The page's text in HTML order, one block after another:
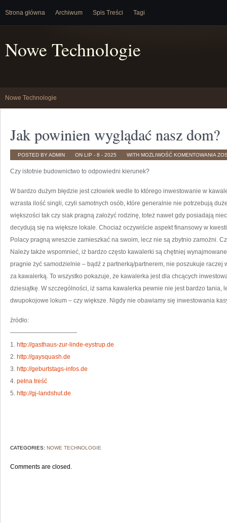
Strona główna Archiwum Spis Treści Tagi
Nowe Technologie
Nowe Technologie
Jak powinien wyglądać nasz dom?
POSTED BY ADMIN ON LIP - 8 - 2025 WITH MOŻLIWOŚĆ KOMENTOWANIA JAK
Czy istotnie budownictwo to odpowiedni kierunek?
W bardzo dużym błędzie jest człowiek wedle to którego inwestowanie w
wzrasta ilość singli, czyli samotnych osób, które generalnie nie potrzebują
większości tak czy siak pragną założyć rodzinę, toteż nawet gdy posiadają
decydują się na większe lokale. Chociaż oczywiście aspekt finansowy w
Polacy pragną wreszcie zamieszkać na swoim, lecz nie są zbytnio zamożni.
Należy także wspomnieć, iż bardzo często kawalerki są chętniej
pragnie żyć samodzielnie – bądź z partnerką/partnerem, nie poszukuje raczej
za kawalerką. To wszystko pokazuje, że kawalerka jest dla chcących
dziesiątkę. W szczególności, iż sama kawalerka pewnie nie jest bardzo tania,
dwupokojowe lokum – czy większe. Nigdy nie obawiamy się inwestowania
źródło:
———————————
1. http://gasthaus-zur-linde-eystrup.de
2. http://gaysquash.de
3. http://geburtstags-infos.de
4. pełna treść
5. http://gj-landshut.de
CATEGORIES: NOWE TECHNOLOGIE
Comments are closed.